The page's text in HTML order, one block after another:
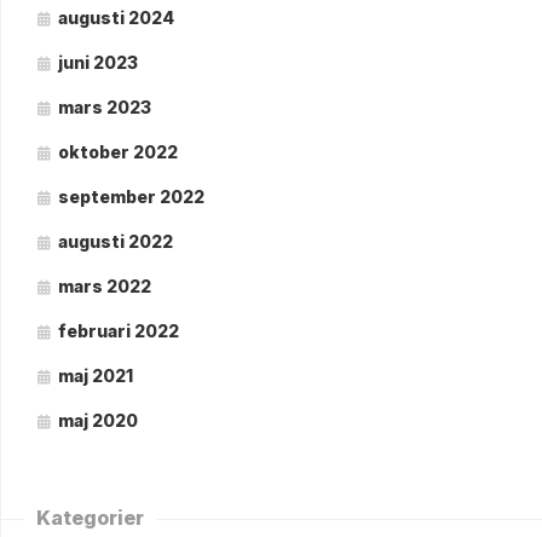
augusti 2024
juni 2023
mars 2023
oktober 2022
september 2022
augusti 2022
mars 2022
februari 2022
maj 2021
maj 2020
Kategorier